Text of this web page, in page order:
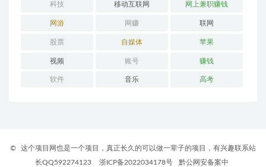
科技 移动互联网 网上兼职赚钱
网游 网赚 联网
股票 自媒体 苹果
视频 账号 赚钱
软件 音乐 高考
©
这个项目网也是一个项目，真正长久的可以做一辈子的项目，有兴趣联系站
长QQ592274123
浙ICP备2022034178号 黔公网安备案中